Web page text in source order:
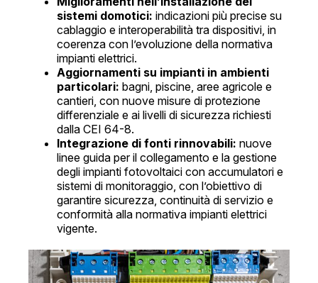
sistemi domotici: indicazioni più precise su
cablaggio e interoperabilità tra dispositivi, in
coerenza con l’evoluzione della normativa
impianti elettrici.
Aggiornamenti su impianti in ambienti
particolari: bagni, piscine, aree agricole e
cantieri, con nuove misure di protezione
differenziale e ai livelli di sicurezza richiesti
dalla CEI 64-8.
Integrazione di fonti rinnovabili: nuove
linee guida per il collegamento e la gestione
degli impianti fotovoltaici con accumulatori e
sistemi di monitoraggio, con l’obiettivo di
garantire sicurezza, continuità di servizio e
conformità alla normativa impianti elettrici
vigente.